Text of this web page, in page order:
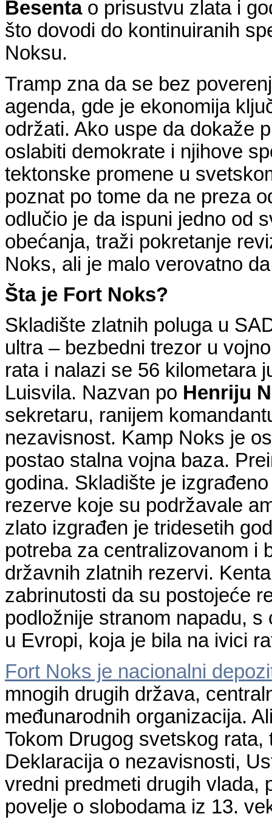
Besentao prisustvu zlata i
što dovodi do kontinuiranih
Noksu.
Tramp zna da se bez
agenda, gde je ekonomija
održati. Ako uspe da dokaže
oslabiti demokrate i njihove
tektonske promene u
poznat po tome da ne preza
odlučio je da ispuni jedno od
obećanja, traži pokretanje
Noks, ali je malo verovatno
Šta je Fort Noks?
Skladište zlatnih poluga u
ultra – bezbedni trezor u
rata i nalazi se 56 kilometara
Luisvila. Nazvan po Henriju
sekretaru, ranijem
nezavisnost. Kamp Noks je
postao stalna vojna baza.
godina. Skladište je
rezerve koje su podržavale
zlato izgrađen je tridesetih
potreba za centralizovanom i
državnih zlatnih rezervi.
zabrinutosti da su postojeće
podložnije stranom napadu,
u Еvropi, koja je bila na ivici
Fort Noks je nacionalni
mnogih drugih država,
međunarodnih organizacija.
Tokom Drugog svetskog
Deklaracija o nezavisnosti,
vredni predmeti drugih vlada,
povelje o slobodama iz 13.